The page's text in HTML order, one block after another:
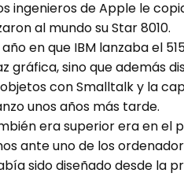
ingenieros de Apple le
al mundo su Star 8010.
en que IBM lanzaba el
gráfica, sino que además
con Smalltalk y la
unos años más tarde.
era superior era en el
ante uno de los
sido diseñado desde la